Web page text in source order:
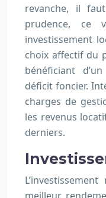
revanche, il
prudence, ce
investissement
choix affectif du
bénéficiant
déficit foncier.
charges de
les revenus
derniers.